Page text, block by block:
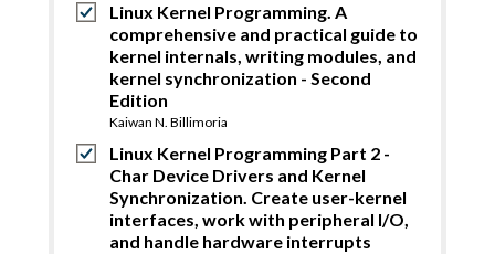
Linux Kernel Programming. A
comprehensive and practical guide to
kernel internals, writing modules, and
kernel synchronization - Second
Edition
Kaiwan N. Billimoria
Linux Kernel Programming Part 2 -
Char Device Drivers and Kernel
Synchronization. Create user-kernel
interfaces, work with peripheral I/O,
and handle hardware interrupts